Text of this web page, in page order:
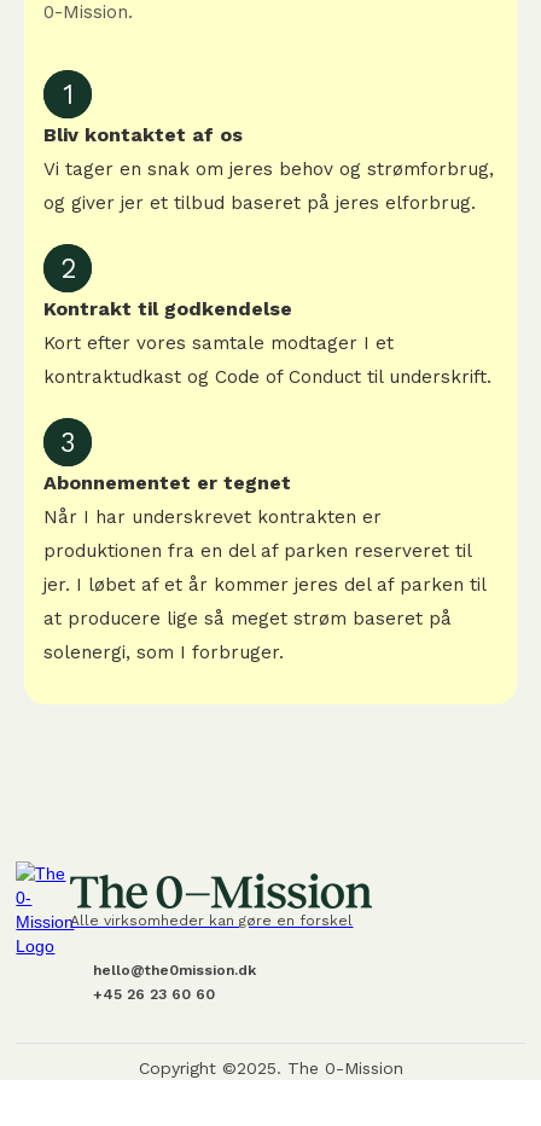
0-Mission.
1
Bliv kontaktet af os
Vi tager en snak om jeres behov og strømforbrug,
og giver jer et tilbud baseret på jeres elforbrug.
2
Kontrakt til godkendelse
Kort efter vores samtale modtager I et
kontraktudkast og Code of Conduct til underskrift.
3
Abonnementet er tegnet
Når I har underskrevet kontrakten er
produktionen fra en del af parken reserveret til
jer. I løbet af et år kommer jeres del af parken til
at producere lige så meget strøm baseret på
solenergi, som I forbruger.
Alle virksomheder kan gøre en forskel
hello@the0mission.dk
+45 26 23 60 60
Copyright ©2025. The 0-Mission